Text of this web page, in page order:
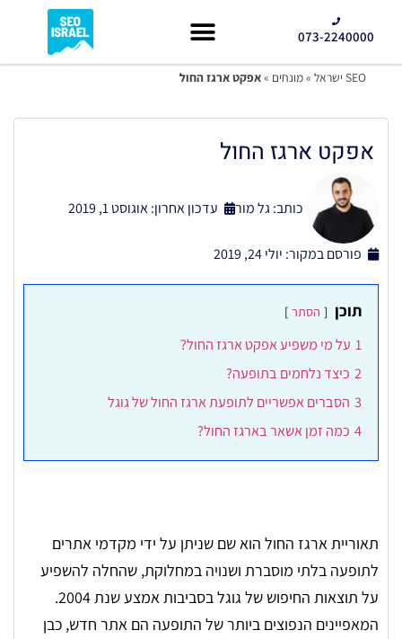
073-2240000
SEO ישראל »מונחים »אפקט ארגז החול
אפקט ארגז החול
כותב:גל מור עדכון אחרון: אוגוסט 1, 2019
פורסם במקור: יולי 24, 2019
תוכן הסתר
1 על מי משפיע אפקט ארגז החול?
2 כיצד נלחמים בתופעה?
3 הסברים אפשריים לתופעת ארגז החול של גוגל
4 כמה זמן אשאר בארגז החול?
תאוריית ארגז החול הוא שם שניתן על ידי מקדמי אתרים
לתופעה בלתי מוסברת ושנויה במחלוקת, שהחלה להשפיע
על תוצאות החיפוש של גוגל בסביבות אמצע שנת 2004.
המאפיינים הנפוצים ביותר של התופעה הם אתר חדש, כבן